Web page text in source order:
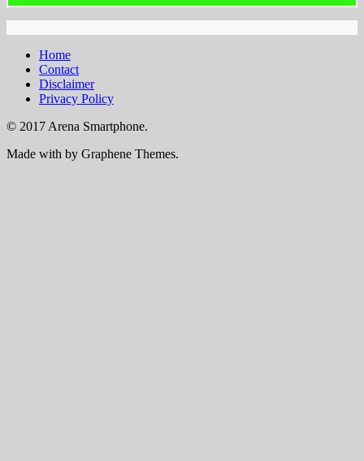
Home
Contact
Disclaimer
Privacy Policy
© 2017 Arena Smartphone.
Made with by Graphene Themes.